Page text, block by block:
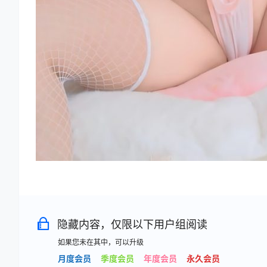
隐藏内容，仅限以下用户组阅读
如果您未在其中，可以升级
月度会员 季度会员 年度会员 永久会员